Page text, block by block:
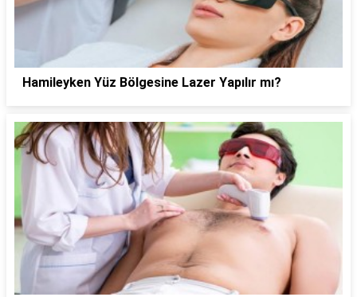
Hamileyken Yüz Bölgesine Lazer Yapılır mı?